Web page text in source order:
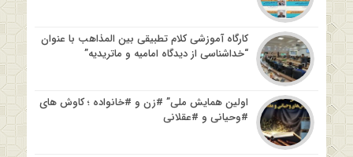
کارگاه آموزشی کلام تطبیقی بین المذاهب با عنوان
“خداشناسی از دیدگاه امامیه و ماتریدیه”
اولین همایش ملی” #زن و #خانواده ؛ کاوش های
#وحیانی و #عقلانی